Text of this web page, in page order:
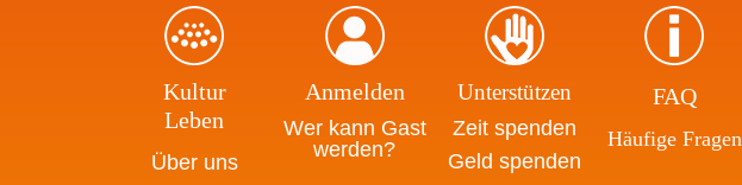
Kultur
Leben
Über uns
Anmelden
Wer kann Gast
werden?
Unterstützen
Zeit spenden
Geld spenden
FAQ
Häufige Fragen